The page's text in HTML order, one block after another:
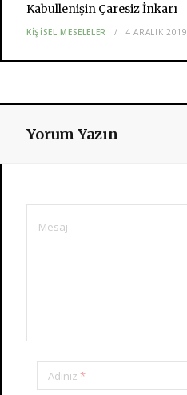
Kabullenişin Çaresiz İnkarı
KIŞISEL MESELELER 4 ARALIK 2019
Yorum Yazın
Adınız *